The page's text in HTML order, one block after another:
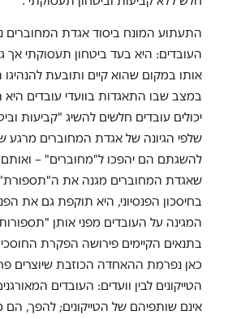
התעתוע המונח ביסוד אגדת המחוברים
העובדים: היא בעד ביטחון תעסוקתי אך
אותו במקום שהוא קיים ותובעת להנהיגו
במצב שבו התאגדות בוועדי עובדים
יכולים עובדים חלשים להשיג "קביעות
שלפי הגיונה של אגדת המחוברים מרגע
להשגתם הם יהפכו ל"מחוברים" – ואותם
שאגדת המחוברים מגנה את ה"תספורת"
בחיסכון הפנסיוני, היא תוקפת גם את
המגינה על העובדים מפני אותן
בתנאים הקיימים פירושה הפקרת
כאן נפרמת ההאחדה הכוזבת שיוצרים
הטייקונים לבין וועדים: העובדים
אינם שותפיהם של הטייקונים; להפך,